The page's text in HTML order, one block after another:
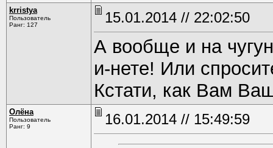
krristya
Пользователь
Ранг: 127
15.01.2014 // 22:02:50
А вообще и на
и-нете! Или
Кстати, как Вам
Олёна
Пользователь
Ранг: 9
16.01.2014 // 15:49:59